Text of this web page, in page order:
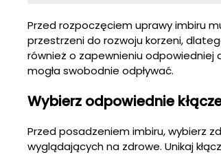
Przed rozpoczęciem uprawy imbiru
przestrzeni do rozwoju korzeni,
również o zapewnieniu
mogła swobodnie odpływać.
Wybierz odpowiednie
Przed posadzeniem imbiru, wybierz
wyglądających na zdrowe. Unikaj